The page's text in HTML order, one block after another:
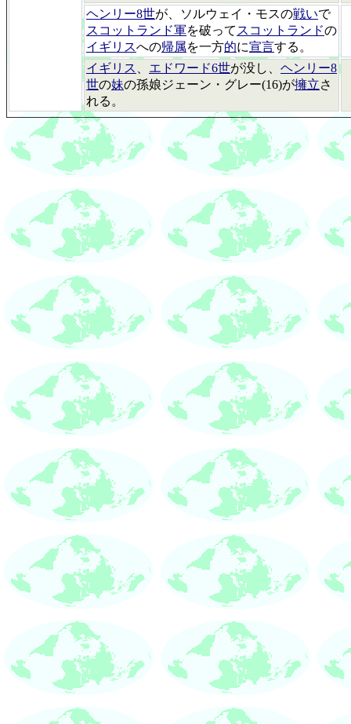
ヘンリー8世が、ソルウェイ・モスの戦いで
スコットランド軍を破って スコットランドの
イギリスへの帰属を一方的に宣言する。
イギリス
エドワード6世が没し、 ヘンリー8
世の妹の孫娘ジェーン・グレー(16)が擁立さ
れる。